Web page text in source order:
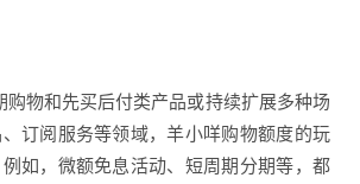
和先买后付类产品或持续扩展多种场
订阅服务等领域，羊小咩购物额度的玩
如，微额免息活动、短周期分期等，都